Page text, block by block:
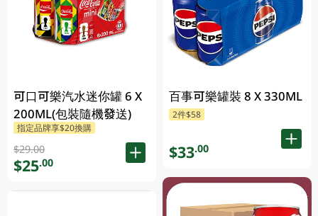
可口可樂汽水迷你罐 6 X
200ML(包裝隨機發送)
指定品牌享$20換購
$29.00
$25.00
百事可樂罐裝 8 X 330ML
2件$58
$33.00